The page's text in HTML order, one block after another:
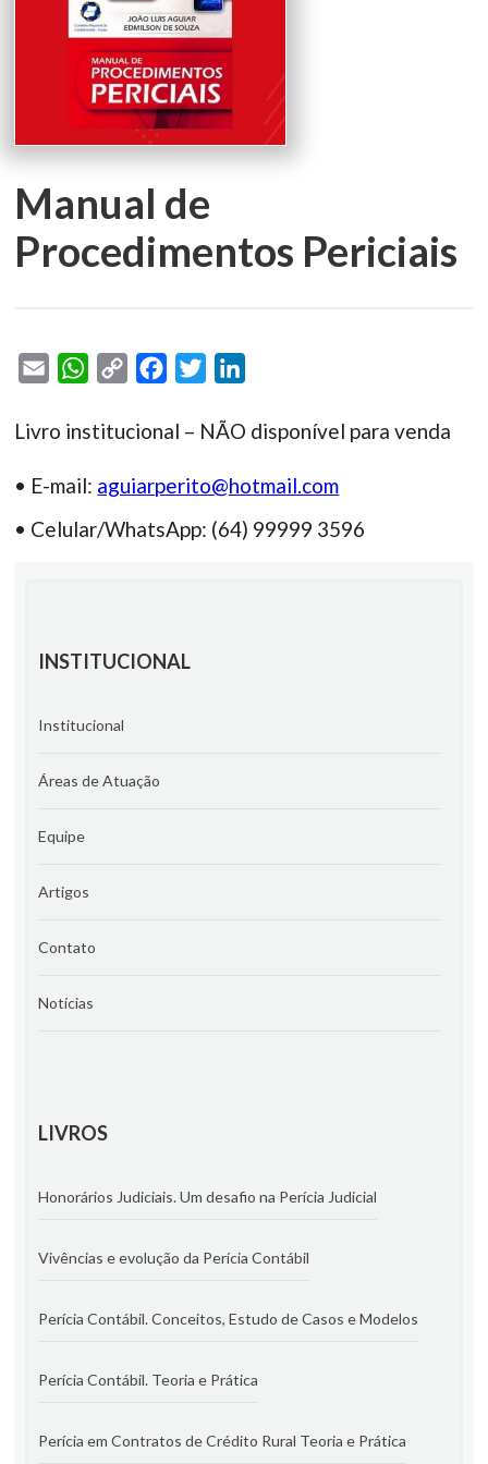
Manual de
Procedimentos Periciais
Email WhatsApp
Copy
Facebook
Twitter
Livro institucional – NÃO disponível para venda
• E-mail: aguiarperito@hotmail.com
• Celular/WhatsApp: (64) 99999 3596
INSTITUCIONAL
Institucional
Áreas de Atuação
Equipe
Artigos
Contato
Notícias
LIVROS
Honorários Judiciais. Um desafio na Perícia Judicial
Vivências e evolução da Perícia Contábil
Perícia Contábil. Conceitos, Estudo de Casos e Modelos
Perícia Contábil. Teoria e Prática
Perícia em Contratos de Crédito Rural Teoria e Prática